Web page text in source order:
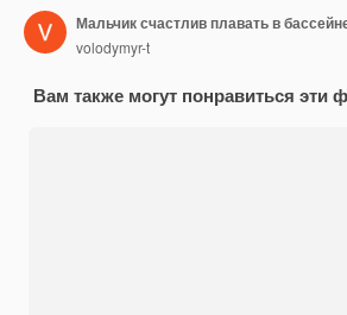
volodymyr-t
Вам также могут понравиться эти